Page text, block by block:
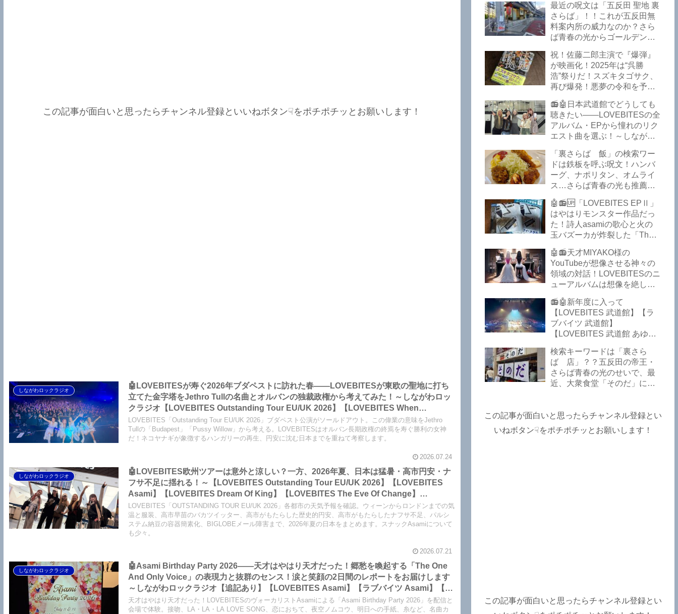
この記事が面白いと思ったらチャンネル登録といいねボタン☟をポチポチッとお願いします！
しながわロックラジオ
🤖LOVEBITESが寿ぐ2026年ブダペストに訪れた春――LOVEBITESが東欧の聖地に打ち
立てた金字塔をJethro Tullの名曲とオルバンの独裁政権から考えてみた！～しながわロッ
クラジオ【LOVEBITES Outstanding Tour EU/UK 2026】【LOVEBITES When
Destinies Allign】【LOVEBITES Blazing Halo】【LOVEBITES Liar】【LOVEBITES
One Will Remain】【LOVEBITES Budapest】【Jethro Tull Budapest】【Jethro Tull
Pussy Willow】
LOVEBITES「Outstanding Tour EU/UK 2026」ブダペスト公演がソールドアウト。この偉業の意味をJethro
Tullの「Budapest」「Pussy Willow」から考える。LOVEBITESはオルバン長期政権の終焉を寿ぐ勝利の女神
だ！ネコヤナギが象徴するハンガリーの再生、円安に沈む日本までを重ねて考察します。
2026.07.24
しながわロックラジオ
🤖LOVEBITES欧州ツアーは意外と涼しい？一方、2026年夏、日本は猛暑・高市円安・ナ
フサ不足に揺れる！～【LOVEBITES Outstanding Tour EU/UK 2026】【LOVEBITES
Asami】【LOVEBITES Dream Of King】【LOVEBITES The Eve Of Change】
【LOVEBITES Silence The Void】【LOVEBITES Eternally】【LOVEBITES Lost In The
Garden】【LOVEBITES スナックAsami】
LOVEBITES「OUTSTANDING TOUR EU/UK 2026」各都市の天気予報を確認。ウィーンからロンドンまでの気
温と服装、高市早苗のバカツイッター、高市がもたらした歴史的円安、高市がもたらしたナフサ不足、パルシ
ステム納豆の容器簡素化、BIGLOBEメール障害まで、2026年夏の日本をまとめます。スナックAsamiについて
も少々。
2026.07.21
しながわロックラジオ
🤖Asami Birthday Party 2026――天才はやはり天才だった！郷愁を喚起する「The One
And Only Voice」の表現力と抜群のセンス！涙と笑顔の2日間のレポートをお届けします
～しながわロックラジオ【追記あり】【LOVEBITES Asami】【ラブバイツ Asami】【接
吻 -kiss- ORIGINAL LOVE】【LA・LA・LA LOVE SONG 久保田利伸 with NAOMI
CAMPBELL】【恋におちて -Fall in love- 小林明子】【Hello, Again ～昔からある場所～
天才はやはり天才だった！LOVEBITESのヴォーカリストAsamiによる「Asami Birthday Party 2026」を配信と
会場で体験。接吻、LA・LA・LA LOVE SONG、恋におちて、夜空ノムコウ、明日への手紙、糸など、名曲カ
から飲んできました。私以外
にもLOVEBITESファンが数名
いるようですよ笑
最近の呪文は「五反田 聖地 裏
さらば」！！これが五反田無
料案内所の威力なのか？さら
ば青春の光からゴールデンウ
いた！激安の肉の刺し盛りが
美味い！酒もぶっちぎりで安
い！本格焼鳥 五反田「富士
屋」がオープンから３カ月で
ごった返しているぞ！【さら
ば青春の光 五反田 グルメ】
祝！佐藤二郎主演で『爆弾』
が映画化！2025年は“呉勝
浩”祭りだ！スズキタゴサク、
再び爆発！悪夢の令和を予言
２』が不気味な存在感で他を
圧倒した！異形の家族小説
『Q』も文句なしだぞ！～
2025年版「このミステリーが
すごい！」
📻🤖日本武道館でどうしても
聴きたい――LOVEBITESの全
アルバム・EPから憧れのリク
エスト曲を選ぶ！～しながわ
武道館】【ラブバイツ 武道
館】【LOVEBITES 武道館 セ
トリ】【LOVEBITES リクエ
スト曲】【LOVEBITES
Inspire】【LOVEBITES Under
The Red Sky】【LOVEBITES
Epilogue】【LOVEBITES
Today Is The Day】
【LOVEBITES Dystopia
Symphony】【LOVEBITES
My Orion】【LOVEBITES
Lost In The Garden】
【LOVEBITES The Bell In
Of Control】【LOVEBITES
The Eve Of Change】
「裏さらば 飯」の検索ワー
ドは鉄板を呼ぶ呪文！ハンバ
ーグ、ナポリタン、オムライ
ス…さらば青春の光も推薦！
定のお子様ランチを食ってき
たよ！【さらば青春の光 五反
田 グルメ】
🤖📻🆙「LOVEBITES EPⅡ」
はやはりモンスター作品だっ
た！詩人asamiの歌心と火の
玉バズーカが炸裂した「The
のだぞ！～しながわロックラ
ジオ【追記あり】
🤖📻天才MIYAKO様の
YouTubeが想像させる神々の
領域の対話！LOVEBITESのニ
ューアルバムは想像を絶して
玉てやんでい、D-A-Dの新
曲、ブルース・ディッキンソ
ン情報などです～しながわロ
ックラジオ【追記複数あり】
📻🤖新年度に入って
【LOVEBITES 武道館】【ラ
ブバイツ 武道館】
【LOVEBITES 武道館 あゆ
リ】【ラブバイツ ライブ
2025 セトリ】【LOVEBITES
海外の反応】あたりがトレン
ドキーワードのようです。
姿がたくさん見られました
よ！～しながわロックラジオ
検索キーワードは「裏さら
ば 店」？？五反田の帝王・
さらば青春の光のせいで、最
近、大衆食堂「そのだ」に入
グルメ】
この記事が面白いと思ったらチャンネル登録とい
いねボタン☟をポチポチッとお願いします！
この記事が面白いと思ったらチャンネル登録とい